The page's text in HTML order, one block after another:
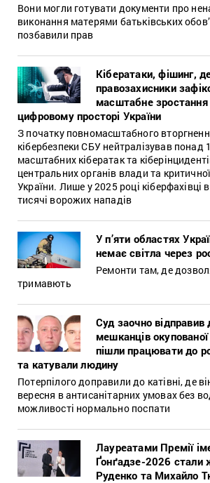
Вони могли готувати документи про
виконання матерями батьківських
позбавили прав
Кібератаки, фішинг,
правозахисники
масштабне зростання
цифровому просторі України
З початку повномасштабного
кібербезпеки СБУ нейтралізував понад
масштабних кібератак та
центральних органів влади та
України. Лише у 2025 році кіберфахівці
тисячі ворожих нападів
У п’яти областях
немає світла через
Ремонти там, де
тримавють
Суд заочно відправив
мешканців
пішли працювати до
та катували людину
Потерпілого доправили до катівні, де
вересня в антисанітарних умовах без
можливості нормально поспати
Лауреатами Премії
Ґонґадзе-2026 стали
Руденко та Михайло